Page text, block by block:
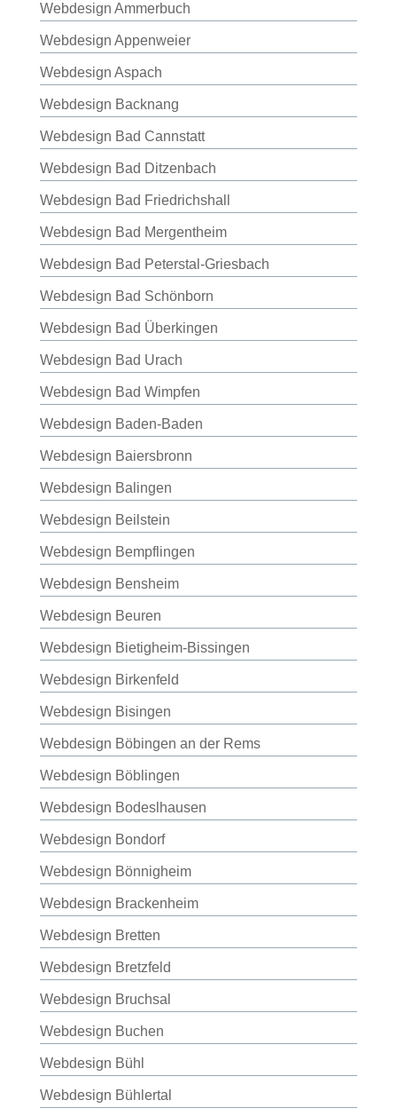
Webdesign Ammerbuch
Webdesign Appenweier
Webdesign Aspach
Webdesign Backnang
Webdesign Bad Cannstatt
Webdesign Bad Ditzenbach
Webdesign Bad Friedrichshall
Webdesign Bad Mergentheim
Webdesign Bad Peterstal-Griesbach
Webdesign Bad Schönborn
Webdesign Bad Überkingen
Webdesign Bad Urach
Webdesign Bad Wimpfen
Webdesign Baden-Baden
Webdesign Baiersbronn
Webdesign Balingen
Webdesign Beilstein
Webdesign Bempflingen
Webdesign Bensheim
Webdesign Beuren
Webdesign Bietigheim-Bissingen
Webdesign Birkenfeld
Webdesign Bisingen
Webdesign Böbingen an der Rems
Webdesign Böblingen
Webdesign Bodeslhausen
Webdesign Bondorf
Webdesign Bönnigheim
Webdesign Brackenheim
Webdesign Bretten
Webdesign Bretzfeld
Webdesign Bruchsal
Webdesign Buchen
Webdesign Bühl
Webdesign Bühlertal